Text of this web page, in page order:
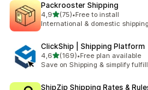
Packrooster Shipping
4,9de 5 estrelas
(75)
75 total de avaliações
•Free to install
International & domestic
ClickShip | Shipping Platform
4,6de 5 estrelas
(169)
169 total de avaliações
•Free plan available
Save on Shipping & simplify
ShipZip Shipping Rates &